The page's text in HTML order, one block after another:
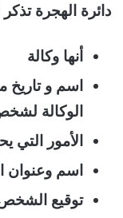
دائرة الهجرة تذكر
أنها وكالة
اسم و تاريخ
الوكالة
الأمور التي
اسم وعنوان
توقيع